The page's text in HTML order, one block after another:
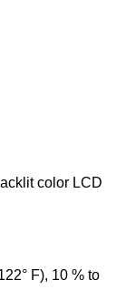
color LCD
F), 10 % to